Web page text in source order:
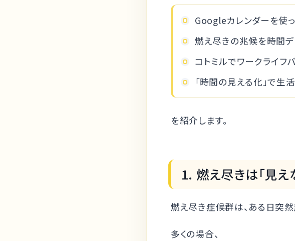
Googleカレンダーを使
燃え尽きの兆候を時間
コトミルでワークライフ
「時間の見える化」で
を紹介します。
1. 燃え尽きは「見
燃え尽き症候群は、ある日突
多くの場合、